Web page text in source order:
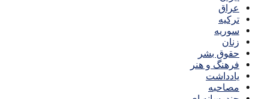
عراق
ترکیه
سوریه
زنان
حقوق بشر
فرهنگ و هنر
یادداشت
مصاحبه